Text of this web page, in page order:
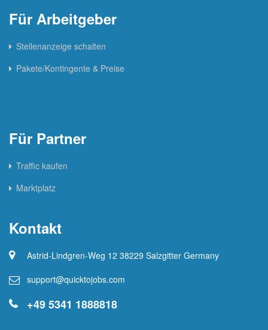
Für Arbeitgeber
Stellenanzeige schalten
Pakete/Kontingente & Preise
Für Partner
Traffic kaufen
Marktplatz
Kontakt
Astrid-Lindgren-Weg 12 38229 Salzgitter Germany
support@quicktojobs.com
+49 5341 1888818